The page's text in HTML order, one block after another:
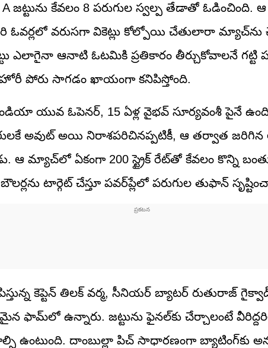
జట్టును కేవలం 8 పరుగుల స్వల్ప తేడాతో
ఓవర్లలో వరుసగా వికెట్లు కోల్పోయి చేతులారా మ్యాచ్‌ను
ఎలాగైనా ఆనాటి ఓటమికి ప్రతికారం తీర్చుకోవాలనే గట్టి
పోరు సాగడం ఖాయంగా కనిపిస్తోంది.
యువ ఓపెనర్, 15 ఏళ్ల వైభవ్ సూర్యవంశీ పైనే
అవుట్ అయి నిరాశపరిచినప్పటికీ, ఆ తర్వాత
ఆ మ్యాచ్‌లో ఏకంగా 200 స్ట్రైక్ రేట్‌తో కేవలం కొన్ని
టార్గెట్ చేస్తూ పవర్‌ప్లేలో పరుగుల తుఫాన్
కెప్టెన్ తిలక్ వర్మ, సీనియర్ బ్యాటర్ రుతురాజ్
ఫామ్‌లో ఉన్నారు. జట్టును ఫైనల్‌కు చేర్చాలంటే
ఉంటుంది. దాంబుల్లా పిచ్ సాధారణంగా బ్యాటింగ్‌కు